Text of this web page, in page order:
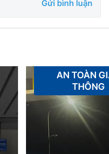
Gửi bình luận
AN TOÀN
THÔNG